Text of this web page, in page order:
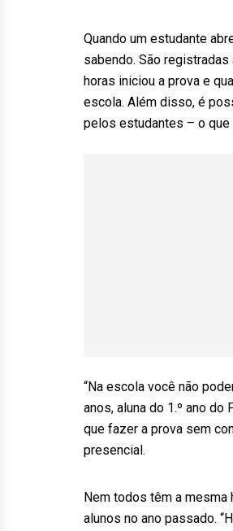
Quando um estudante
sabendo. São
horas iniciou a prova e
escola. Além disso, é
pelos estudantes – o que
“Na escola você não
anos, aluna do 1.º ano do
que fazer a prova sem
presencial.
Nem todos têm a mesma
alunos no ano passado.